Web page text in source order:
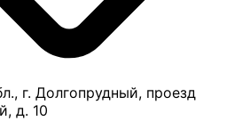
г. Долгопрудный, проезд
д. 10